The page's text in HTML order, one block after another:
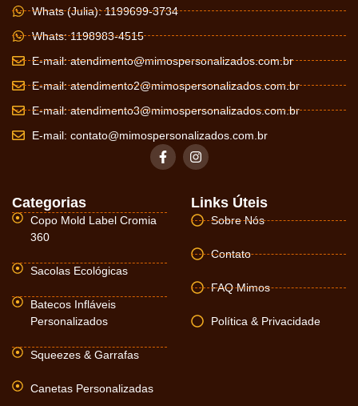
Whats (Julia): 1199699-3734
Whats: 1198983-4515
E-mail:atendimento@mimospersonalizados.com.br
E-mail:atendimento2@mimospersonalizados.com.br
E-mail:atendimento3@mimospersonalizados.com.br
E-mail: contato@mimospersonalizados.com.br
Categorias
Copo Mold Label Cromia
360
Sacolas Ecológicas
Batecos Infláveis
Personalizados
Squeezes & Garrafas
Canetas Personalizadas
Links Úteis
Sobre Nós
Contato
FAQ Mimos
Política & Privacidade